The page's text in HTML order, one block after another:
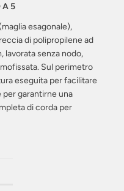
A 5
esagonale),
di polipropilene ad
lavorata senza nodo,
Sul perimetro
eseguita per facilitare
per garantirne una
di corda per